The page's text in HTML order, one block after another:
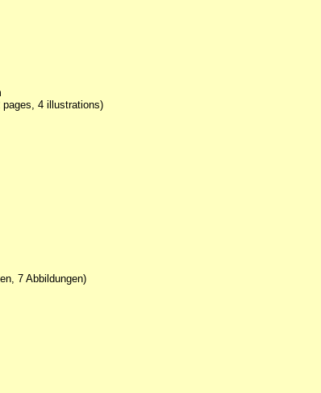
4 illustrations)
7 Abbildungen)